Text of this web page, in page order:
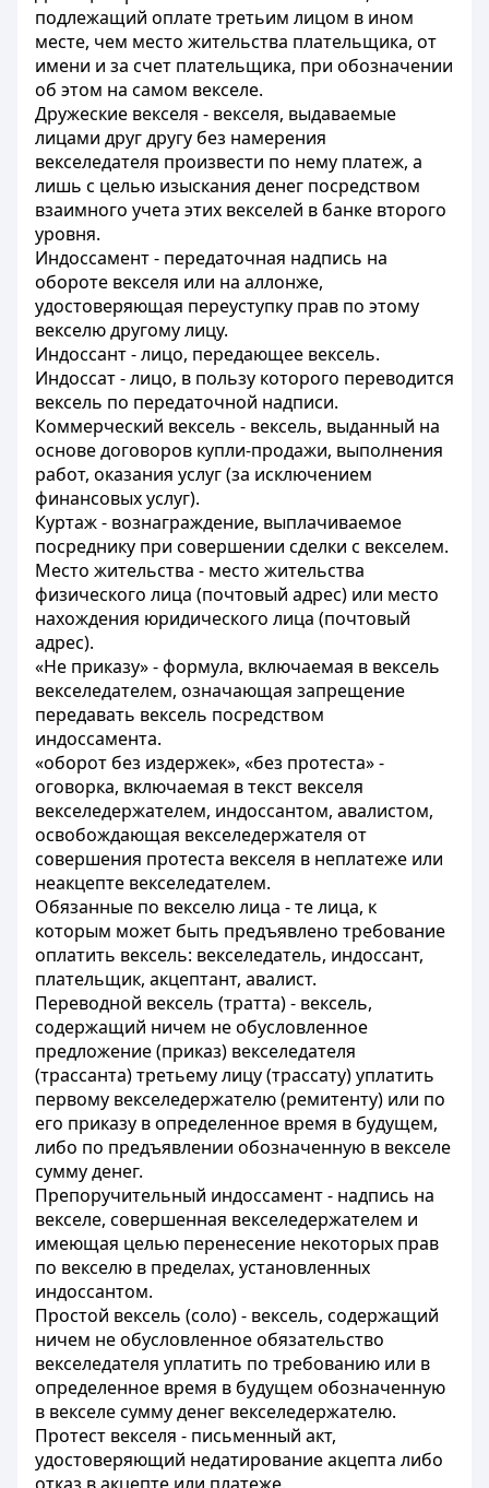
подлежащий оплате третьим лицом в ином
месте, чем место жительства плательщика, от
имени и за счет плательщика, при обозначении
об этом на самом векселе.
Дружеские векселя - векселя, выдаваемые
лицами друг другу без намерения
векселедателя произвести по нему платеж, а
лишь с целью изыскания денег посредством
взаимного учета этих векселей в банке второго
уровня.
Индоссамент - передаточная надпись на
обороте векселя или на аллонже,
удостоверяющая переуступку прав по этому
векселю другому лицу.
Индоссант - лицо, передающее вексель.
Индоссат - лицо, в пользу которого переводится
вексель по передаточной надписи.
Коммерческий вексель - вексель, выданный на
основе договоров купли-продажи, выполнения
работ, оказания услуг (за исключением
финансовых услуг).
Куртаж - вознаграждение, выплачиваемое
посреднику при совершении сделки с векселем.
Место жительства - место жительства
физического лица (почтовый адрес) или место
нахождения юридического лица (почтовый
адрес).
«Не приказу» - формула, включаемая в вексель
векселедателем, означающая запрещение
передавать вексель посредством
индоссамента.
«оборот без издержек», «без протеста» -
оговорка, включаемая в текст векселя
векселедержателем, индоссантом, авалистом,
освобождающая векселедержателя от
совершения протеста векселя в неплатеже или
неакцепте векселедателем.
Обязанные по векселю лица - те лица, к
которым может быть предъявлено требование
оплатить вексель: векселедатель, индоссант,
плательщик, акцептант, авалист.
Переводной вексель (тратта) - вексель,
содержащий ничем не обусловленное
предложение (приказ) векселедателя
(трассанта) третьему лицу (трассату) уплатить
первому векселедержателю (ремитенту) или по
его приказу в определенное время в будущем,
либо по предъявлении обозначенную в векселе
сумму денег.
Препоручительный индоссамент - надпись на
векселе, совершенная векселедержателем и
имеющая целью перенесение некоторых прав
по векселю в пределах, установленных
индоссантом.
Простой вексель (соло) - вексель, содержащий
ничем не обусловленное обязательство
векселедателя уплатить по требованию или в
определенное время в будущем обозначенную
в векселе сумму денег векселедержателю.
Протест векселя - письменный акт,
удостоверяющий недатирование акцепта либо